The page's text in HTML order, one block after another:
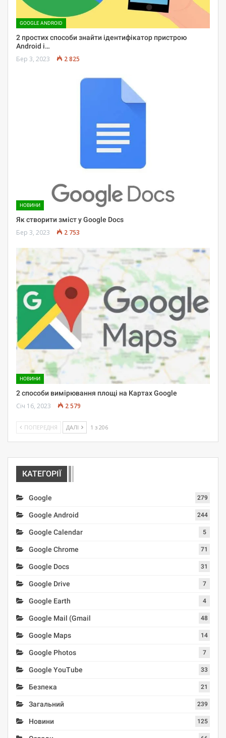
GOOGLE ANDROID
2 простих способи знайти ідентифікатор пристрою
Android і…
Бер 3, 2023 2 825
НОВИНИ
Як створити зміст у Google Docs
Бер 3, 2023 2 753
НОВИНИ
2 способи вимірювання площі на Картах Google
Січ 16, 2023 2 579
ПОПЕРЕДНЯ ДАЛІ 1 з 206
КАТЕГОРІЇ
Google 279
Google Android 244
Google Calendar 5
Google Chrome 71
Google Docs 31
Google Drive 7
Google Earth 4
Google Mail (Gmail 48
Google Maps 14
Google Photos 7
Google YouTube 33
Безпека 21
Загальний 239
Новини 125